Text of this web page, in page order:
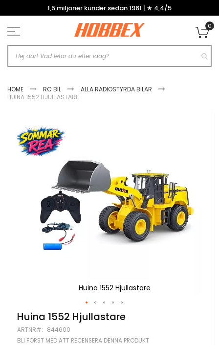
Hoppa
1,5 miljoner kunder sedan 1961 | ★ 4,4/5
0
HOME RC BIL
ALLA RADIOSTYRDA BILAR
HUINA 1552 HJULLASTARE
Hoppa
till
slutet
av
bildgalleriet
Huina 1552 Hjullastare
Hoppa
till
början
av
Huina 1552 Hjullastare
ARTNR 844600
BLI FÖRST MED ATT RECENSERA DENNA PRODUKT